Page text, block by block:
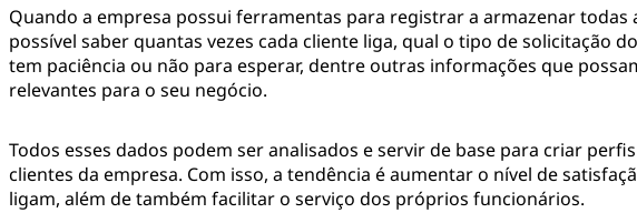
Quando a empresa possui ferramentas para registrar a armazenar todas
possível saber quantas vezes cada cliente liga, qual o tipo de solicitação
tem paciência ou não para esperar, dentre outras informações que
relevantes para o seu negócio.
Todos esses dados podem ser analisados e servir de base para criar
clientes da empresa. Com isso, a tendência é aumentar o nível de
ligam, além de também facilitar o serviço dos próprios funcionários.